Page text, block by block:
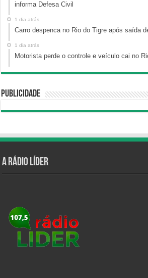
informa Defesa Civil
1 dia atrás
Carro despenca no Rio do Tigre após saída
1 dia atrás
Motorista perde o controle e veículo cai no
Publicidade
A Rádio Líder